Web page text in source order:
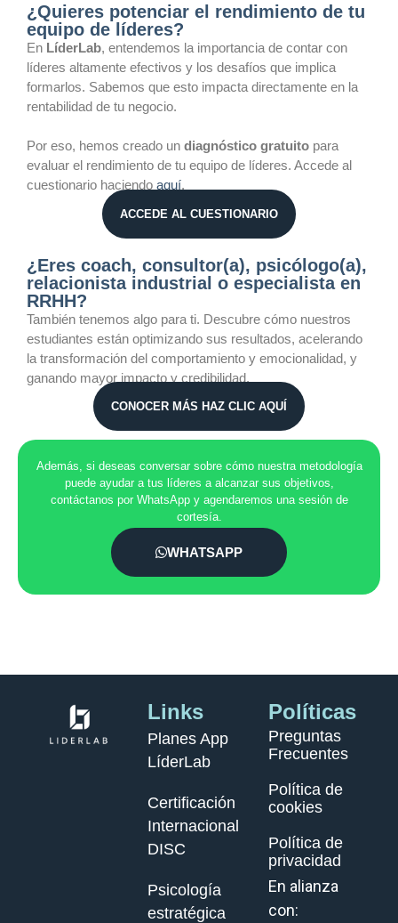
¿Quieres potenciar el rendimiento de tu
equipo de líderes?
En LíderLab, entendemos la importancia de contar con
líderes altamente efectivos y los desafíos que implica
formarlos. Sabemos que esto impacta directamente en la
rentabilidad de tu negocio.
Por eso, hemos creado un diagnóstico gratuito para
evaluar el rendimiento de tu equipo de líderes. Accede al
cuestionario haciendo aquí.
ACCEDE AL CUESTIONARIO
¿Eres coach, consultor(a), psicólogo(a),
relacionista industrial o especialista en
RRHH?
También tenemos algo para ti. Descubre cómo nuestros
estudiantes están optimizando sus resultados, acelerando
la transformación del comportamiento y emocionalidad, y
ganando mayor impacto y credibilidad.
CONOCER MÁS HAZ CLIC AQUÍ
Además, si deseas conversar sobre cómo nuestra metodología
puede ayudar a tus líderes a alcanzar sus objetivos,
contáctanos por WhatsApp y agendaremos una sesión de
cortesía.
WHATSAPP
Links
Planes App
LíderLab
Certificación
Internacional
DISC
Psicología
estratégica
Políticas
Preguntas
Frecuentes
Política de
cookies
Política de
privacidad
En alianza
con: